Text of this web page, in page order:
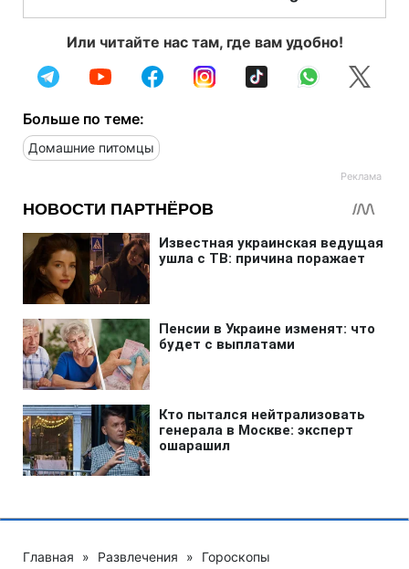
Или читайте нас там, где вам удобно!
Больше по теме:
Домашние питомцы
Главная » Развлечения » Гороскопы